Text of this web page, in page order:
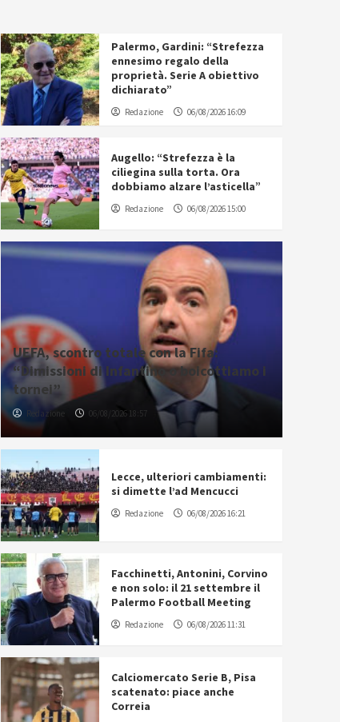
Palermo, Gardini: “Strefezza
ennesimo regalo della
proprietà. Serie A obiettivo
dichiarato”
Redazione 06/08/2026 16:09
Augello: “Strefezza è la
ciliegina sulla torta. Ora
dobbiamo alzare l’asticella”
Redazione 06/08/2026 15:00
UEFA, scontro totale con la Fifa:
“Dimissioni di Infantino o boicottiamo i
tornei”
Redazione 06/08/2026 18:57
Lecce, ulteriori cambiamenti:
si dimette l’ad Mencucci
Redazione 06/08/2026 16:21
Facchinetti, Antonini, Corvino
e non solo: il 21 settembre il
Palermo Football Meeting
Redazione 06/08/2026 11:31
Calciomercato Serie B, Pisa
scatenato: piace anche
Correia